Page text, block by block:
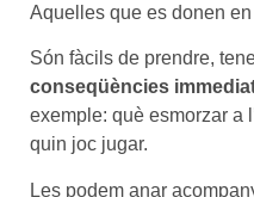
Aquelles que es donen en
Són fàcils de prendre,
conseqüències
exemple: què esmorzar a
quin joc jugar.
Les podem anar